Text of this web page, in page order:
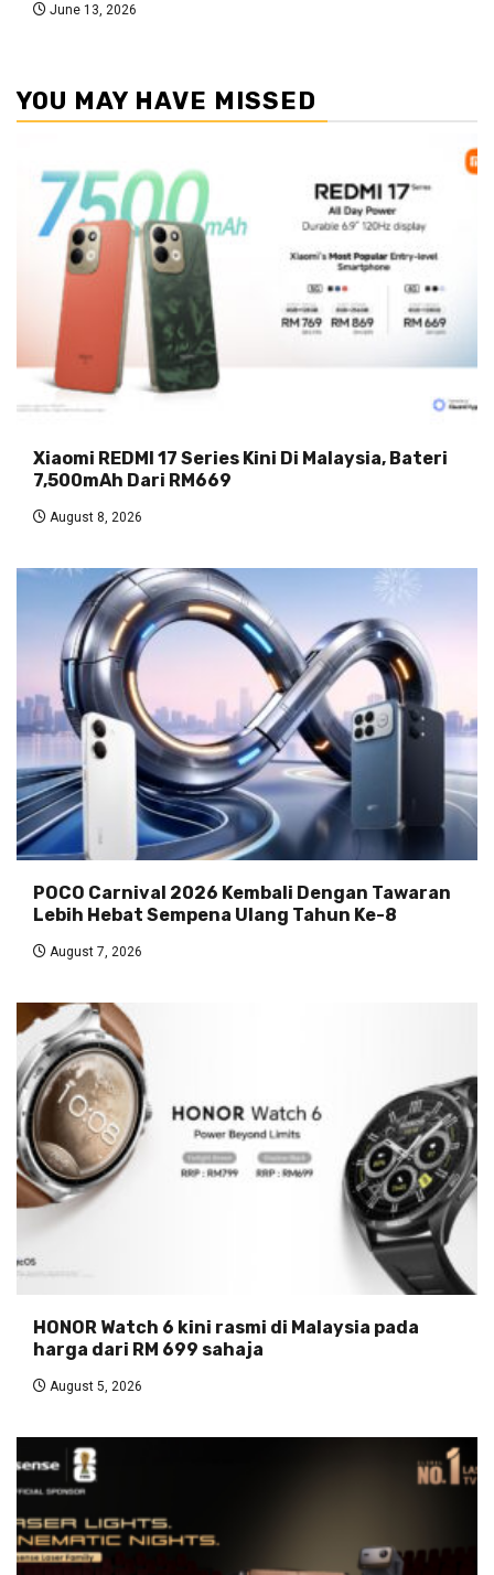
June 13, 2026
YOU MAY HAVE MISSED
Xiaomi REDMI 17 Series Kini Di Malaysia, Bateri
7,500mAh Dari RM669
August 8, 2026
POCO Carnival 2026 Kembali Dengan Tawaran
Lebih Hebat Sempena Ulang Tahun Ke-8
August 7, 2026
HONOR Watch 6 kini rasmi di Malaysia pada
harga dari RM 699 sahaja
August 5, 2026